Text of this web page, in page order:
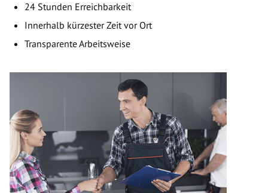
24 Stunden Erreichbarkeit
Innerhalb kürzester Zeit vor Ort
Transparente Arbeitsweise